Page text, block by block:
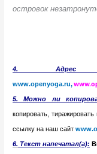
островок
4.
www.openyoga.ru,
5. Можно ли
копировать,
ссылку на наш сайт
6. Текст напечатал(а):